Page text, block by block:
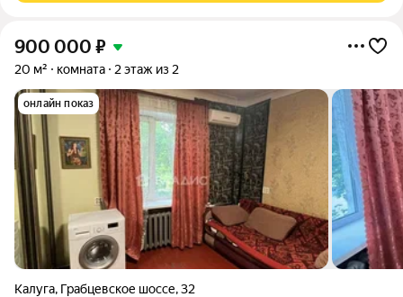
900 000 ₽
20 м² комната 2 этаж из 2
онлайн показ
Калуга, Грабцевское шоссе,32